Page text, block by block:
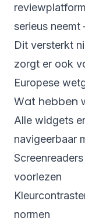
serieus neemt
Dit versterkt
zorgt er ook
Europese
Wat hebben
Alle widgets
navigeerbaar
voorlezen
normen